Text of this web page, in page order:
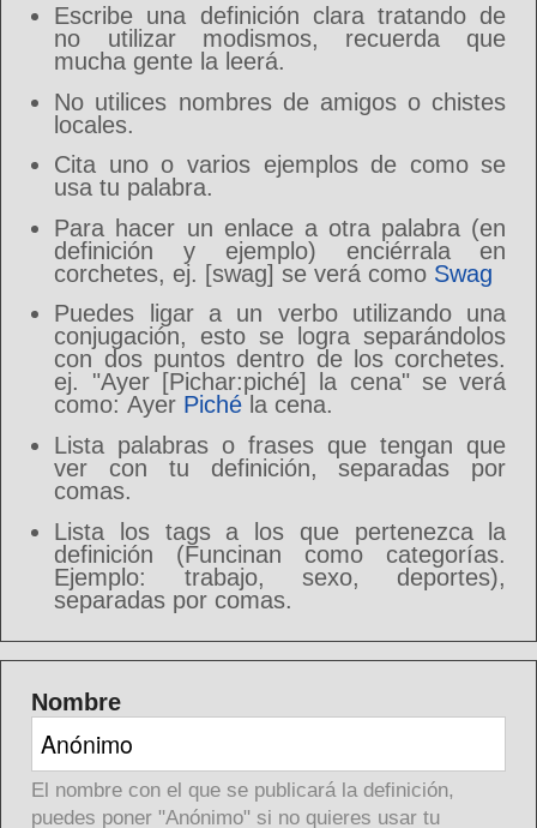
Escribe una definición clara tratando de
no utilizar modismos, recuerda que
mucha gente la leerá.
No utilices nombres de amigos o chistes
locales.
Cita uno o varios ejemplos de como se
usa tu palabra.
Para hacer un enlace a otra palabra (en
definición y ejemplo) enciérrala en
corchetes, ej. [swag] se verá como Swag
Puedes ligar a un verbo utilizando una
conjugación, esto se logra separándolos
con dos puntos dentro de los corchetes.
ej. "Ayer [Pichar:piché] la cena" se verá
como: Ayer Piché la cena.
Lista palabras o frases que tengan que
ver con tu definición, separadas por
comas.
Lista los tags a los que pertenezca la
definición (Funcinan como categorías.
Ejemplo: trabajo, sexo, deportes),
separadas por comas.
Nombre
El nombre con el que se publicará la definición,
puedes poner "Anónimo" si no quieres usar tu